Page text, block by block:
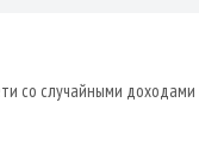
со случайными